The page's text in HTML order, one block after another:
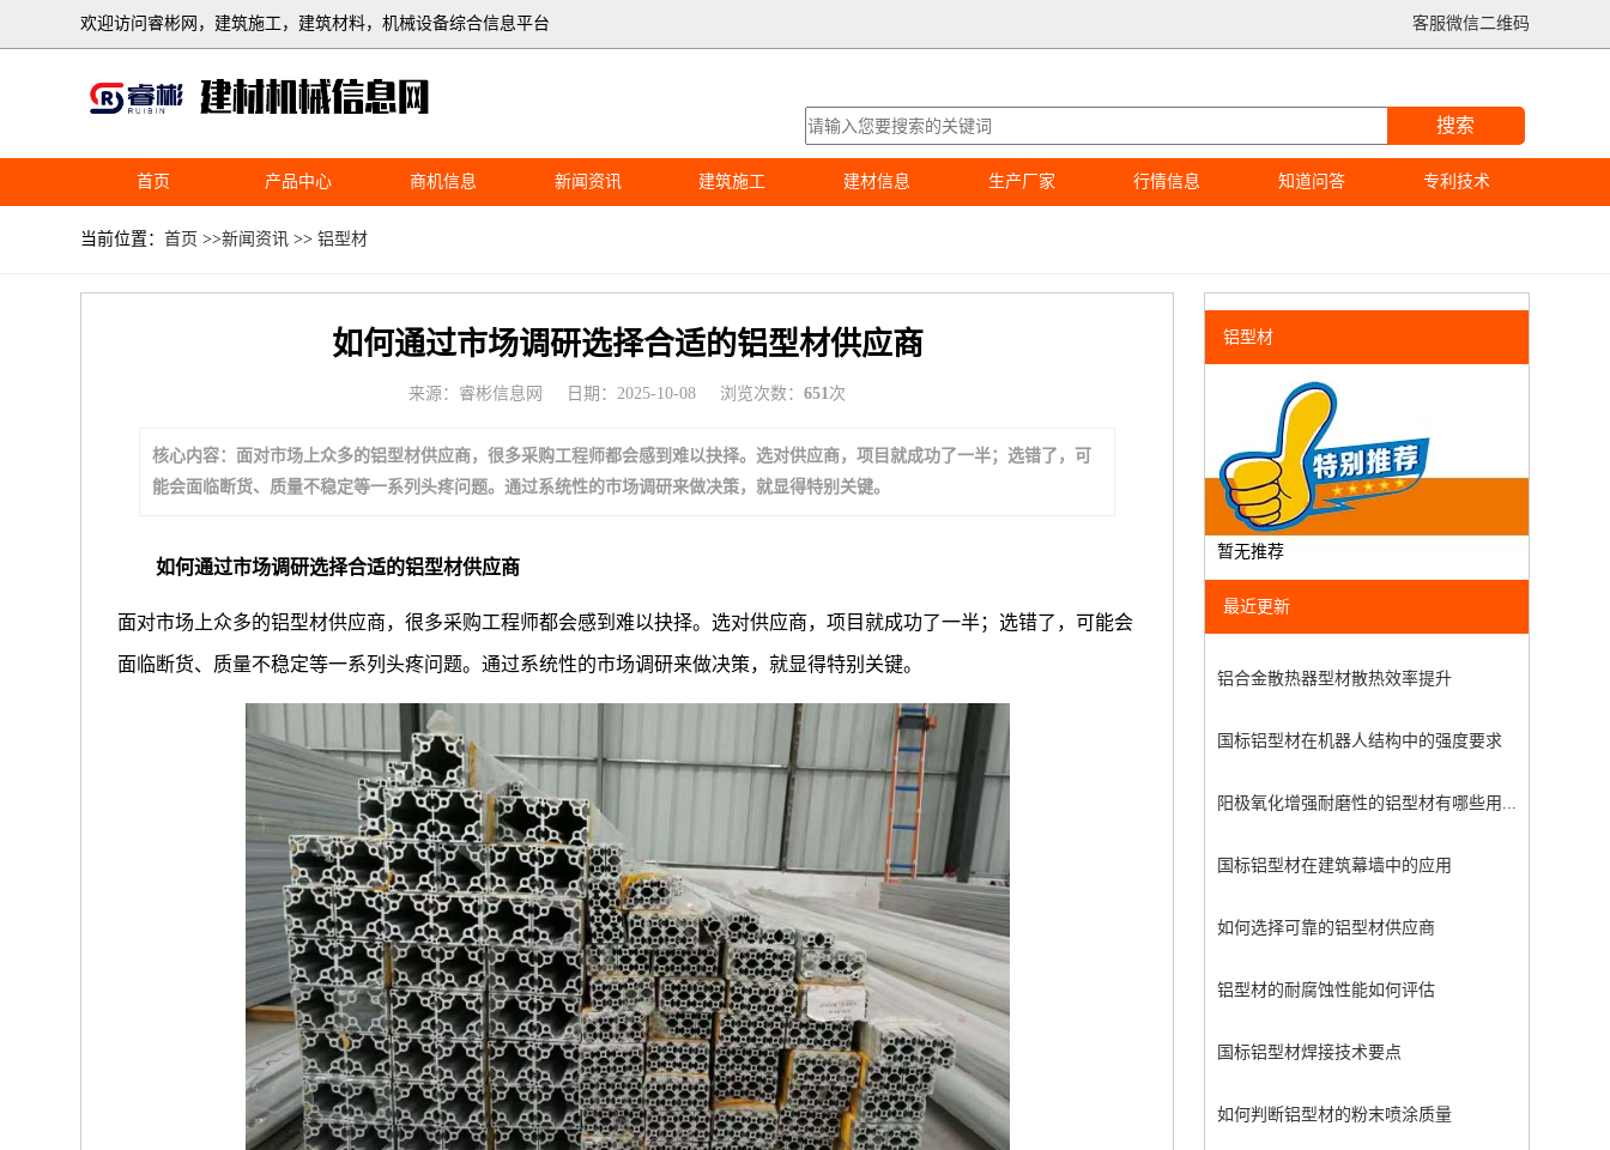
客服微信二维码
欢迎访问睿彬网，建筑施工，建筑材料，机械设备综合信息平台
搜索
首页 产品中心 商机信息 新闻资讯 建筑施工 建材信息 生产厂家 行情信息 知道问答 专利技术
当前位置：首页 >>新闻资讯 >>铝型材
如何通过市场调研选择合适的铝型材供应商
来源：睿彬信息网 日期：2025-10-08 浏览次数：651次
核心内容：面对市场上众多的铝型材供应商，很多采购工程师都会感到难以抉择。选对供应商，项目就成功了一半；选错了，可
能会面临断货、质量不稳定等一系列头疼问题。通过系统性的市场调研来做决策，就显得特别关键。
如何通过市场调研选择合适的铝型材供应商
面对市场上众多的铝型材供应商，很多采购工程师都会感到难以抉择。选对供应商，项目就成功了一半；选错了，可能会
面临断货、质量不稳定等一系列头疼问题。通过系统性的市场调研来做决策，就显得特别关键。
铝型材
暂无推荐
最近更新
铝合金散热器型材散热效率提升
国标铝型材在机器人结构中的强度要求
阳极氧化增强耐磨性的铝型材有哪些用...
国标铝型材在建筑幕墙中的应用
如何选择可靠的铝型材供应商
铝型材的耐腐蚀性能如何评估
国标铝型材焊接技术要点
如何判断铝型材的粉末喷涂质量